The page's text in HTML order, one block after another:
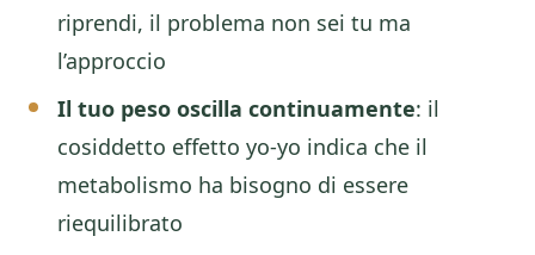
riprendi, il problema non sei tu ma
l’approccio
Il tuo peso oscilla continuamente: il
cosiddetto effetto yo-yo indica che il
metabolismo ha bisogno di essere
riequilibrato